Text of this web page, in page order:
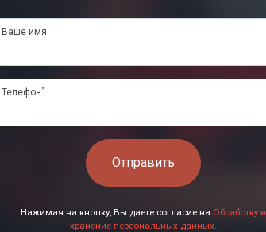
Ваше имя
Телефон*
Отправить
Нажимая на кнопку, Вы даете согласие на Обработку и
хранение персональных данных.